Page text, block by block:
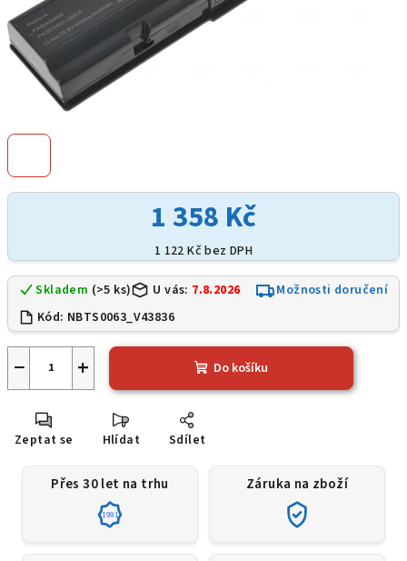
1 358 Kč
1 122 Kč bez DPH
Skladem (>5 ks) U vás: 7.8.2026
Možnosti doručení
Kód: NBTS0063_V43836
+
− Do košíku
Zeptat se Hlídat Sdílet
Přes 30 let na trhu
1991
Záruka na zboží